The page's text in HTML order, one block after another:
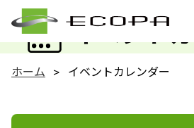
イベント
EVENT
ホーム イベントカレンダー